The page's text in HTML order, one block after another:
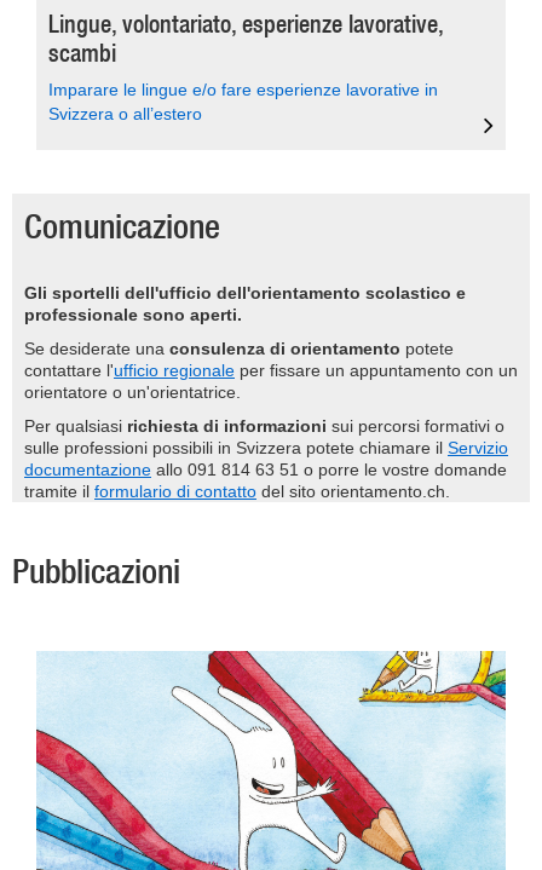
Lingue, volontariato, esperienze lavorative,
scambi
Imparare le lingue e/o fare esperienze lavorative in
Svizzera o all’estero
Comunicazione
Gli sportelli dell'ufficio dell'orientamento scolastico e
professionale sono aperti.
Se desiderate una consulenza di orientamento potete
contattare l'ufficio regionale per fissare un appuntamento con un
orientatore o un'orientatrice.
Per qualsiasi richiesta di informazioni sui percorsi formativi o
sulle professioni possibili in Svizzera potete chiamare il Servizio
documentazione allo 091 814 63 51 o porre le vostre domande
tramite il formulario di contatto del sito orientamento.ch.
Pubblicazioni